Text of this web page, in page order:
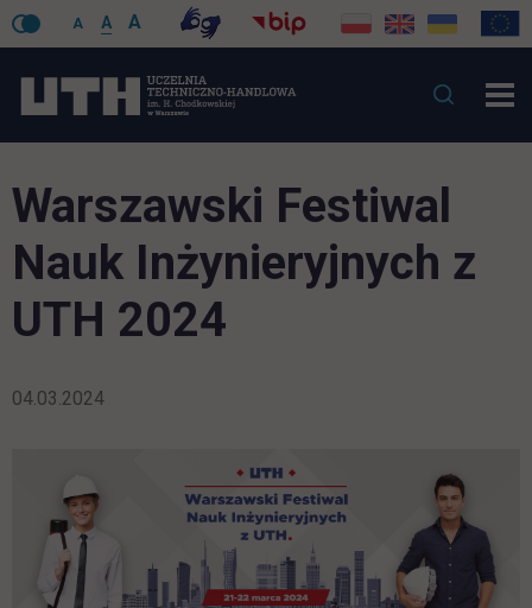
A A A
Warszawski Festiwal
Nauk Inżynieryjnych z
UTH 2024
04.03.2024